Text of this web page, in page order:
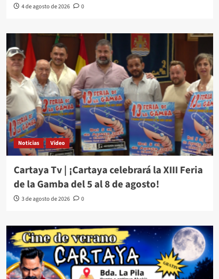
4 de agosto de 2026 0
Noticias Video
Cartaya Tv | ¡Cartaya celebrará la XIII Feria
de la Gamba del 5 al 8 de agosto!
3 de agosto de 2026 0